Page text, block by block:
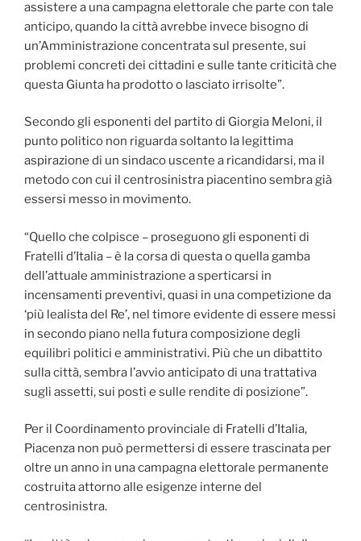
assistere a una campagna elettorale che parte con tale
anticipo, quando la città avrebbe invece bisogno di
un’Amministrazione concentrata sul presente, sui
problemi concreti dei cittadini e sulle tante criticità che
questa Giunta ha prodotto o lasciato irrisolte”.
Secondo gli esponenti del partito di Giorgia Meloni, il
punto politico non riguarda soltanto la legittima
aspirazione di un sindaco uscente a ricandidarsi, ma il
metodo con cui il centrosinistra piacentino sembra già
essersi messo in movimento.
“Quello che colpisce – proseguono gli esponenti di
Fratelli d’Italia – è la corsa di questa o quella gamba
dell’attuale amministrazione a sperticarsi in
incensamenti preventivi, quasi in una competizione da
‘più lealista del Re’, nel timore evidente di essere messi
in secondo piano nella futura composizione degli
equilibri politici e amministrativi. Più che un dibattito
sulla città, sembra l’avvio anticipato di una trattativa
sugli assetti, sui posti e sulle rendite di posizione”.
Per il Coordinamento provinciale di Fratelli d’Italia,
Piacenza non può permettersi di essere trascinata per
oltre un anno in una campagna elettorale permanente
costruita attorno alle esigenze interne del
centrosinistra.